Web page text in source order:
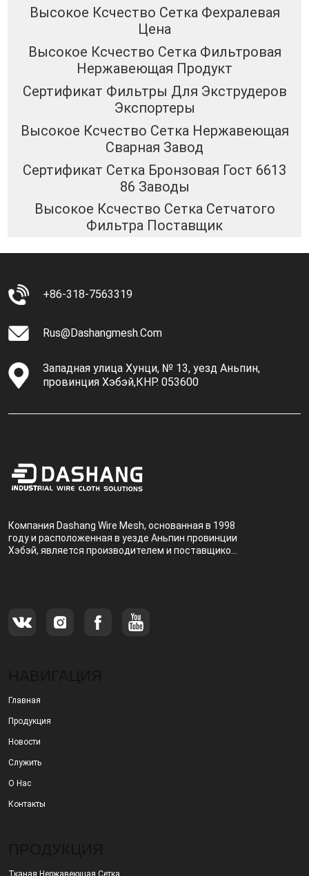
Высокое Ксчество Сетка Фехралевая
Цена
Высокое Ксчество Сетка Фильтровая
Нержавеющая Продукт
Сертификат Фильтры Для Экструдеров
Экспортеры
Высокое Ксчество Сетка Нержавеющая
Сварная Завод
Сертификат Сетка Бронзовая Гост 6613
86 Заводы
Высокое Ксчество Сетка Сетчатого
Фильтра Поставщик
+86-318-7563319
Rus@dashangmesh.com
Западная улица Хунци, № 13, уезд Аньпин,
провинция Хэбэй,КНР. 053600
Компания Dashang Wire Mesh, основанная в 1998
году и расположенная в уезде Аньпин провинции
Хэбэй, является производителем и поставщиком,
Главная
Продукция
Новости
Служить
О Нас
Контакты
Тканая Нержавеющая Сетка